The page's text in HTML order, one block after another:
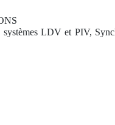
LDV et PIV,